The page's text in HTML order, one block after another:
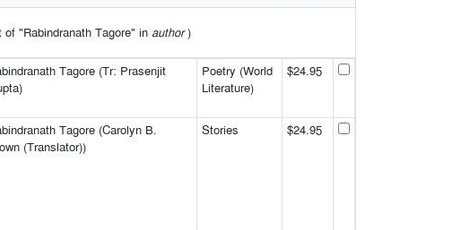
"Rabindranath Tagore" in author)
Tagore (Tr: Prasenjit
Poetry (World
Literature)
$24.95
Tagore (Carolyn B.
(Translator))
Stories $24.95